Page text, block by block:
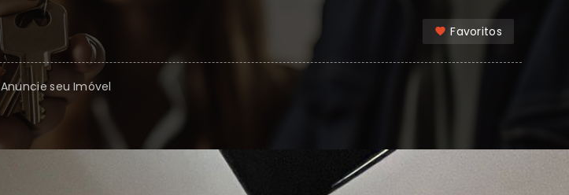
Favoritos
Anuncie seu Imóvel